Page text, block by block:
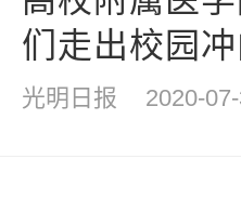
们走出校园
光明日报 2020-